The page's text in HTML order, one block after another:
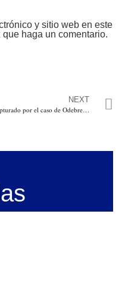
y sitio web en este
haga un comentario.
NEXT
Capturado por el caso de Odebrecht, exsenador del partido Liberal, Otto Bula